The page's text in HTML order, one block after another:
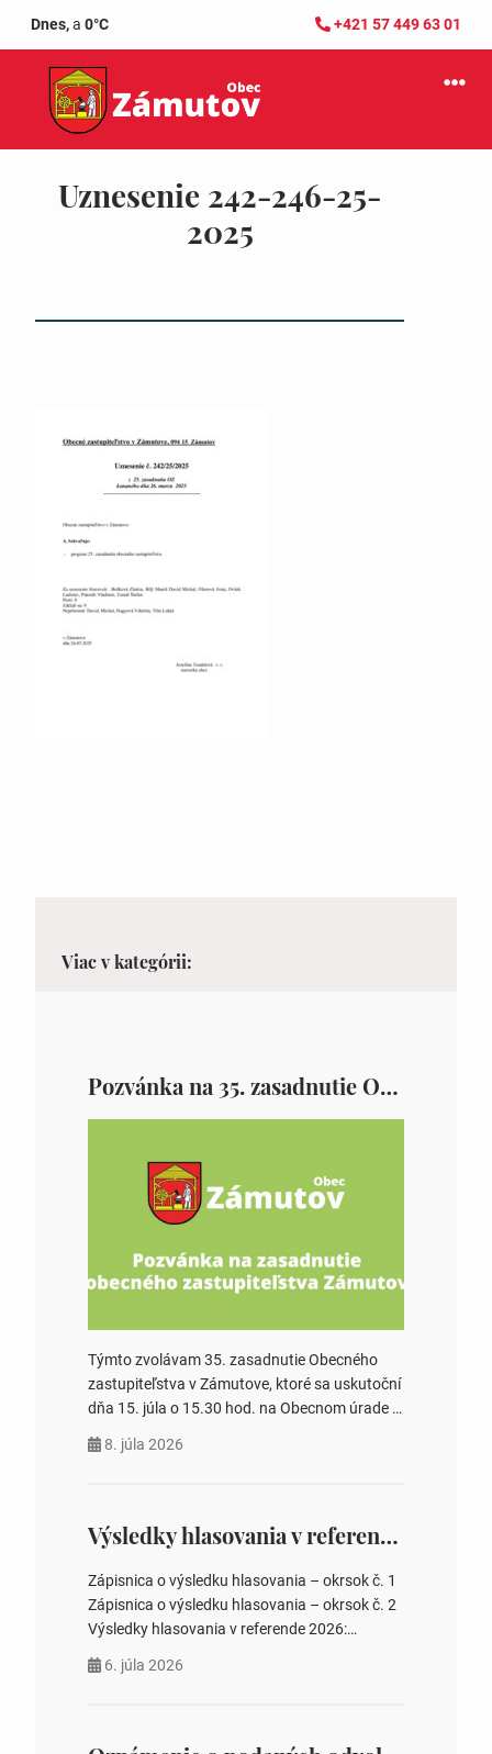
Dnes,a 0°C +421 57 449 63 01
Uznesenie 242-246-25-
2025
Viac v kategórii:
Pozvánka na 35. zasadnutie OZ v Zámutove
Týmto zvolávam 35. zasadnutie Obecného
zastupiteľstva v Zámutove, ktoré sa uskutoční
dňa 15. júla o 15.30 hod. na Obecnom úrade v
rokovania 2. Schválenie návrhovej komisie a
zastupiteľstiev, počtu poslancov obecných
zastupiteľstiev v nich 4. Schválenie odpredaja
obecného pozemku –…
8. júla 2026
Výsledky hlasovania v referende 2026
Zápisnica o výsledku hlasovania – okrsok č. 1
Zápisnica o výsledku hlasovania – okrsok č. 2
Výsledky hlasovania v referende 2026:
na hlasovaní https://www.volbysr.sk/…
6. júla 2026